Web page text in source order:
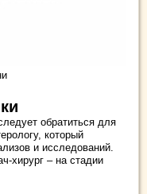
обратиться для
который
и исследований.
хирург – на стадии